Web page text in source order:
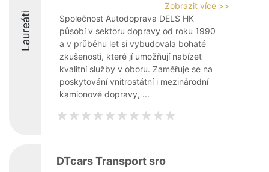
Laureáti
Zobrazit více >>
Společnost Autodoprava DELS HK
působí v sektoru dopravy od roku 1990
a v průběhu let si vybudovala bohaté
zkušenosti, které jí umožňují nabízet
kvalitní služby v oboru. Zaměřuje se na
poskytování vnitrostátní i mezinárodní
kamionové dopravy, ...
DTcars Transport sro